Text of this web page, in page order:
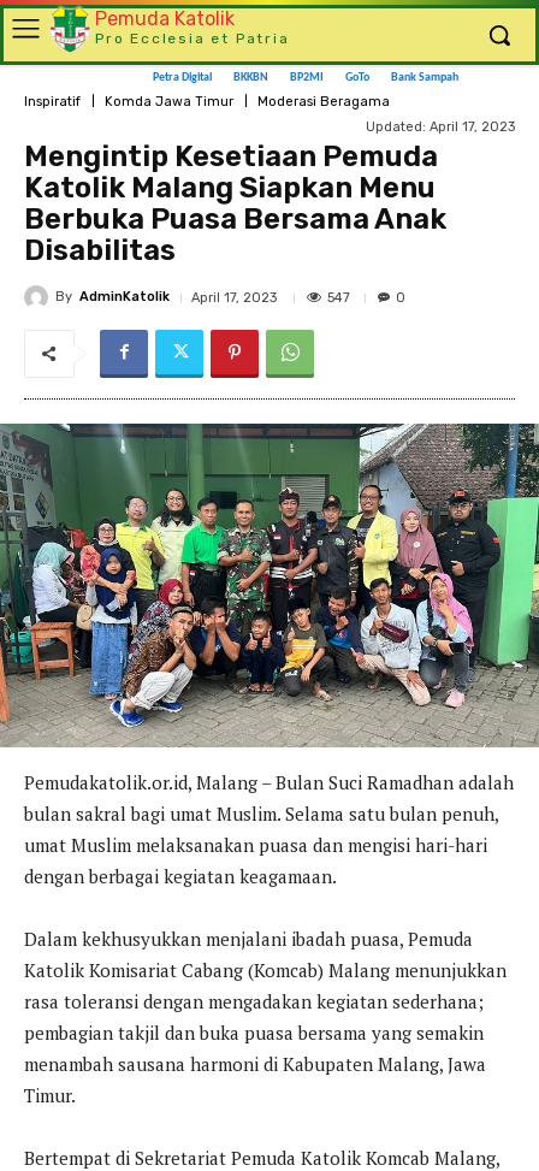
Pemuda Katolik
Pro Ecclesia et Patria
Petra Digital BKKBN BP2MI GoTo Bank Sampah
Inspiratif Komda Jawa Timur
Moderasi Beragama
Updated: April 17, 2023
Mengintip Kesetiaan Pemuda
Katolik Malang Siapkan Menu
Berbuka Puasa Bersama Anak
Disabilitas
By AdminKatolik April 17, 2023 547 0
Pemudakatolik.or.id, Malang – Bulan Suci Ramadhan adalah
bulan sakral bagi umat Muslim. Selama satu bulan penuh,
umat Muslim melaksanakan puasa dan mengisi hari-hari
dengan berbagai kegiatan keagamaan.
Dalam kekhusyukkan menjalani ibadah puasa, Pemuda
Katolik Komisariat Cabang (Komcab) Malang menunjukkan
rasa toleransi dengan mengadakan kegiatan sederhana;
pembagian takjil dan buka puasa bersama yang semakin
menambah sausana harmoni di Kabupaten Malang, Jawa
Timur.
Bertempat di Sekretariat Pemuda Katolik Komcab Malang,